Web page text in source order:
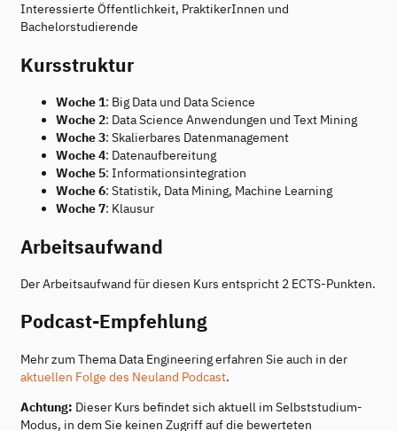
Interessierte Öffentlichkeit, PraktikerInnen und
Bachelorstudierende
Kursstruktur
Woche 1: Big Data und Data Science
Woche 2: Data Science Anwendungen und Text Mining
Woche 3: Skalierbares Datenmanagement
Woche 4: Datenaufbereitung
Woche 5: Informationsintegration
Woche 6: Statistik, Data Mining, Machine Learning
Woche 7: Klausur
Arbeitsaufwand
Der Arbeitsaufwand für diesen Kurs entspricht 2 ECTS-Punkten.
Podcast-Empfehlung
Mehr zum Thema Data Engineering erfahren Sie auch in der
aktuellen Folge des Neuland Podcast.
Achtung: Dieser Kurs befindet sich aktuell im Selbststudium-
Modus, in dem Sie keinen Zugriff auf die bewerteten